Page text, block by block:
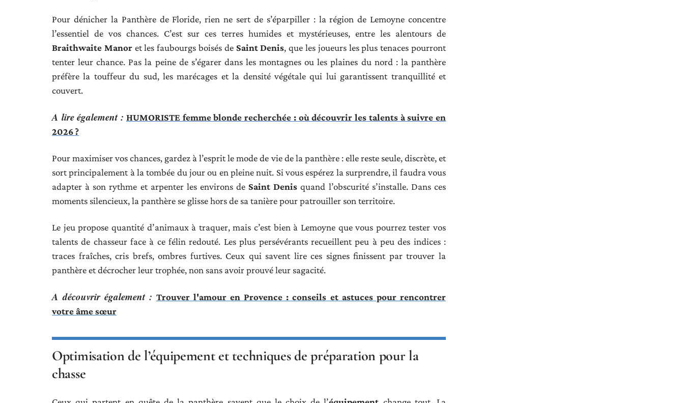
Pour dénicher la Panthère de Floride, rien ne sert de s’éparpiller : la région de Lemoyne concentre
l’essentiel de vos chances. C’est sur ces terres humides et mystérieuses, entre les alentours de
Braithwaite Manoret les faubourgs boisés de Saint Denis, que les joueurs les plus tenaces pourront
tenter leur chance. Pas la peine de s’égarer dans les montagnes ou les plaines du nord : la panthère
préfère la touffeur du sud, les marécages et la densité végétale qui lui garantissent tranquillité et
couvert.
A lire également : HUMORISTE femme blonde recherchée : où découvrir les talents à suivre en
2026 ?
Pour maximiser vos chances, gardez à l’esprit le mode de vie de la panthère : elle reste seule, discrète, et
sort principalement à la tombée du jour ou en pleine nuit. Si vous espérez la surprendre, il faudra vous
adapter à son rythme et arpenter les environs de Saint Denis quand l’obscurité s’installe. Dans ces
moments silencieux, la panthère se glisse hors de sa tanière pour patrouiller son territoire.
Le jeu propose quantité d’animaux à traquer, mais c’est bien à Lemoyne que vous pourrez tester vos
talents de chasseur face à ce félin redouté. Les plus persévérants recueillent peu à peu des indices :
traces fraîches, cris brefs, ombres furtives. Ceux qui savent lire ces signes finissent par trouver la
panthère et décrocher leur trophée, non sans avoir prouvé leur sagacité.
A découvrir également : Trouver l'amour en Provence : conseils et astuces pour rencontrer
votre âme sœur
Optimisation de l’équipement et techniques de préparation pour la
chasse